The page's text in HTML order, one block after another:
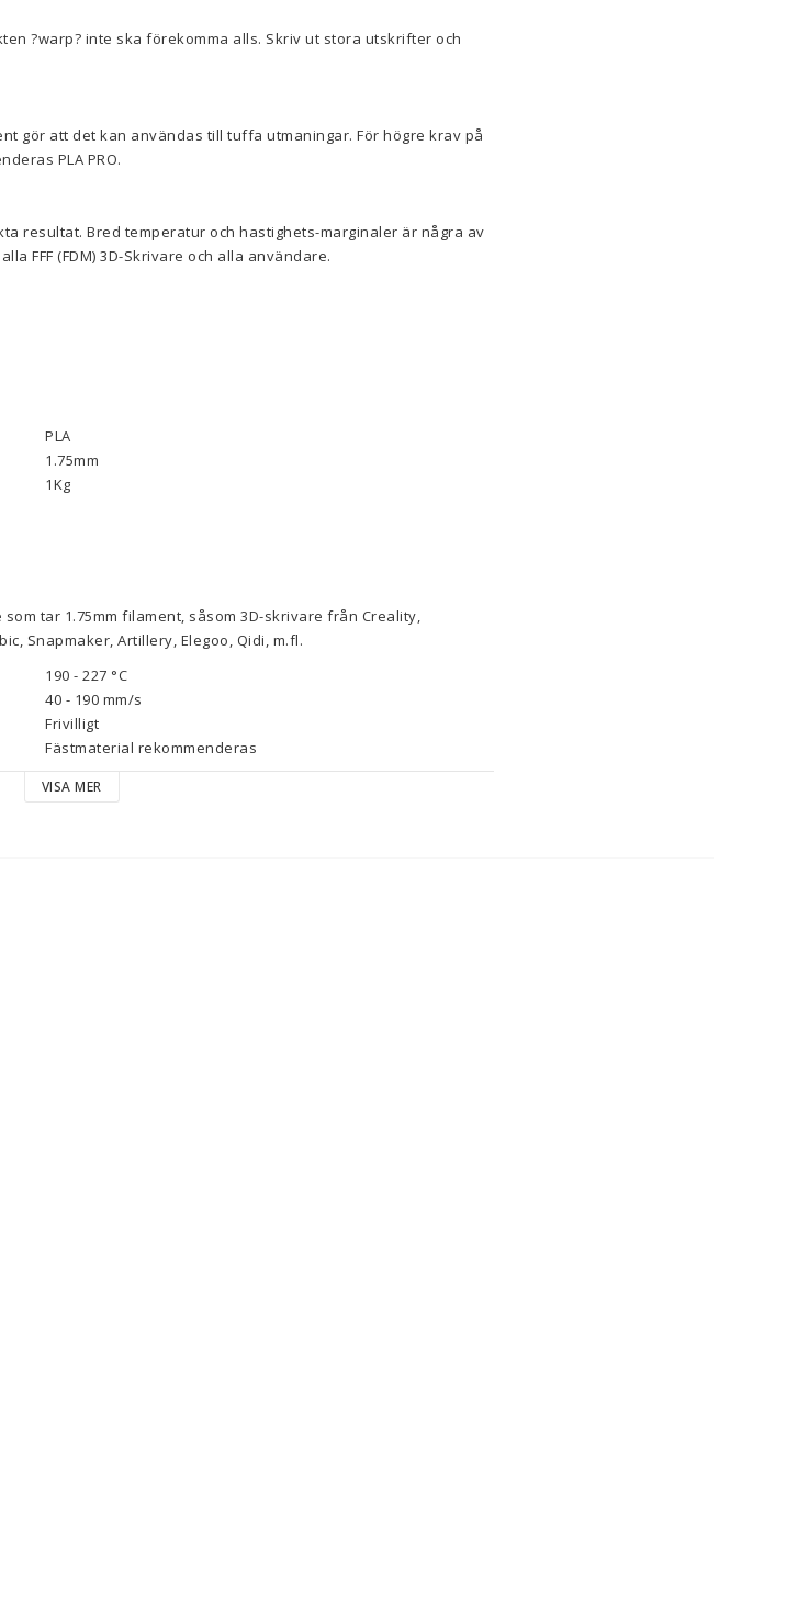
?warp? inte ska förekomma alls. Skriv ut stora utskrifter och
gör att det kan användas till tuffa utmaningar. För högre krav på
PLA PRO.
resultat. Bred temperatur och hastighets-marginaler är några av
FFF (FDM) 3D-Skrivare och alla användare.
PLA
1.75mm
1Kg
tar 1.75mm filament, såsom 3D-skrivare från Creality,
Snapmaker, Artillery, Elegoo, Qidi, m.fl.
190 - 227 °C
40 - 190 mm/s
Frivilligt
Fästmaterial rekommenderas
VISA MER